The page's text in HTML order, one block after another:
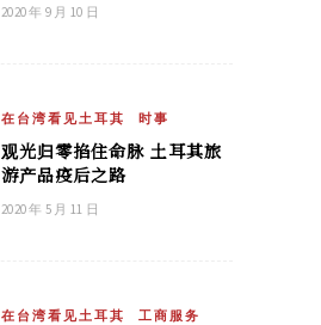
2020 年 9 月 10 日
在台湾看见土耳其 时事
观光归零掐住命脉 土耳其旅
游产品疫后之路
2020 年 5 月 11 日
在台湾看见土耳其
工商服务